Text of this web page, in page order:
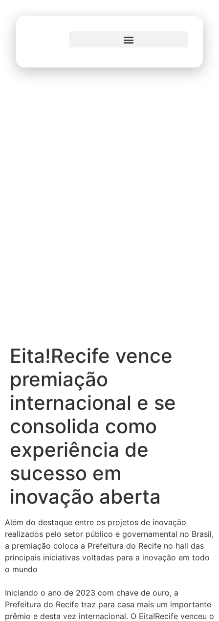
Eita!Recife vence
premiação
internacional e se
consolida como
experiência de
sucesso em
inovação aberta
Além do destaque entre os projetos de inovação
realizados pelo setor público e governamental no Brasil,
a premiação coloca a Prefeitura do Recife no hall das
principais iniciativas voltadas para a inovação em todo
o mundo
Iniciando o ano de 2023 com chave de ouro, a
Prefeitura do Recife traz para casa mais um importante
prêmio e desta vez internacional. O Eita!Recife venceu o